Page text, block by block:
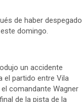
de haber despegado
domingo.
un accidente
el partido entre Vila
comandante Wagner
de la pista de la